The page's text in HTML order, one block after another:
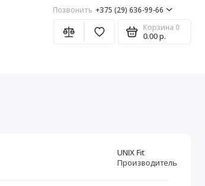
Позвонить +375 (29) 636-99-66
Корзина 0
0.00 р.
UNIX Fit
Производитель